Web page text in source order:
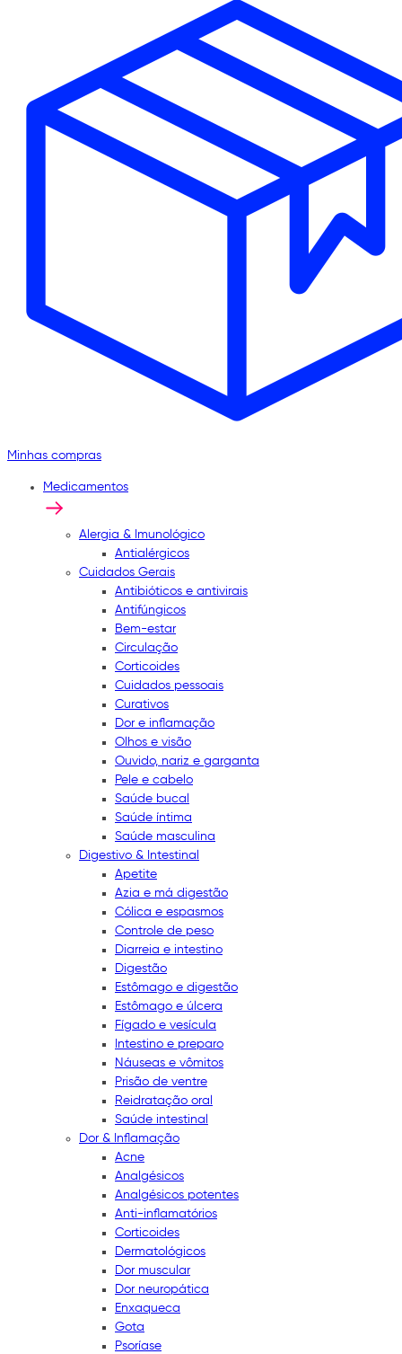
Minhas compras
Medicamentos
Alergia & Imunológico
Antialérgicos
Cuidados Gerais
Antibióticos e antivirais
Antifúngicos
Bem-estar
Circulação
Corticoides
Cuidados pessoais
Curativos
Dor e inflamação
Olhos e visão
Ouvido, nariz e garganta
Pele e cabelo
Saúde bucal
Saúde íntima
Saúde masculina
Digestivo & Intestinal
Apetite
Azia e má digestão
Cólica e espasmos
Controle de peso
Diarreia e intestino
Digestão
Estômago e digestão
Estômago e úlcera
Fígado e vesícula
Intestino e preparo
Náuseas e vômitos
Prisão de ventre
Reidratação oral
Saúde intestinal
Dor & Inflamação
Acne
Analgésicos
Analgésicos potentes
Anti-inflamatórios
Corticoides
Dermatológicos
Dor muscular
Dor neuropática
Enxaqueca
Gota
Psoríase